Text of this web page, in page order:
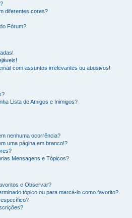
diferentes cores?
Fórum?
com assuntos irrelevantes ou abusivos!
Lista de Amigos e Inimigos?
nenhuma ocorrência?
uma página em branco!?
Mensagens e Tópicos?
e Observar?
tópico ou para marcá-lo como favorito?